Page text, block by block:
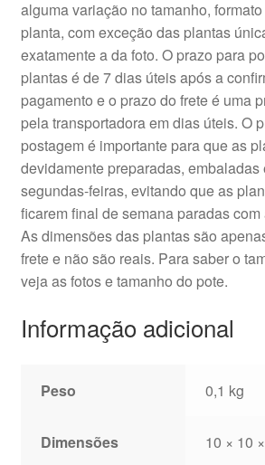
alguma variação no tamanho,
planta, com exceção das plantas
exatamente a da foto. O prazo para
plantas é de 7 dias úteis após a
pagamento e o prazo do frete é uma
pela transportadora em dias úteis. O
postagem é importante para que as
devidamente preparadas, embaladas
segundas-feiras, evitando que as
ficarem final de semana paradas
As dimensões das plantas são
frete e não são reais. Para saber o
veja as fotos e tamanho do pote.
Informação adicional
Peso 0,1 kg
Dimensões 10 × 10